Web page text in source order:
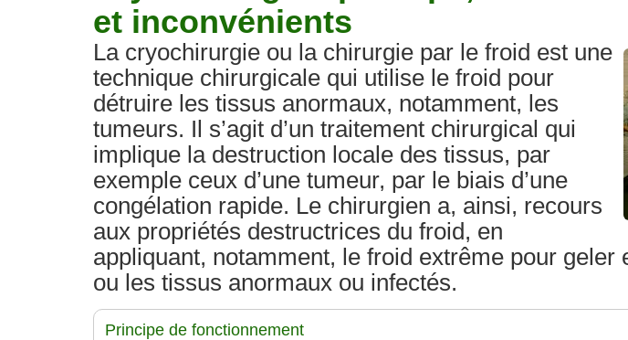
et inconvénients
La cryochirurgie ou la chirurgie par le froid est une
technique chirurgicale qui utilise le froid pour
détruire les tissus anormaux, notamment, les
tumeurs. Il s’agit d’un traitement chirurgical qui
implique la destruction locale des tissus, par
exemple ceux d’une tumeur, par le biais d’une
congélation rapide. Le chirurgien a, ainsi, recours
aux propriétés destructrices du froid, en
appliquant, notamment, le froid extrême pour geler
ou les tissus anormaux ou infectés.
Principe de fonctionnement